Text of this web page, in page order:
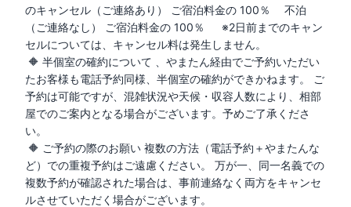
のキャンセル（ご連絡あり） ご宿泊料金の 100％ 不泊
（ご連絡なし） ご宿泊料金の 100％ ※2日前までのキャン
セルについては、キャンセル料は発生しません。
🔶 半個室の確約について 、やまたん経由でご予約いただい
たお客様も電話予約同様、半個室の確約ができかねます。 ご
予約は可能ですが、混雑状況や天候・収容人数により、相部
屋でのご案内となる場合がございます。予めご了承くださ
い。
🔶 ご予約の際のお願い 複数の方法（電話予約＋やまたんな
ど）での重複予約はご遠慮ください。 万が一、同一名義での
複数予約が確認された場合は、事前連絡なく両方をキャンセ
ルさせていただく場合がございます。